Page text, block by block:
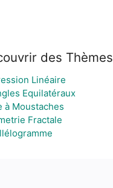
des Thèmes
Linéaire
Equilatéraux
à Moustaches
Fractale